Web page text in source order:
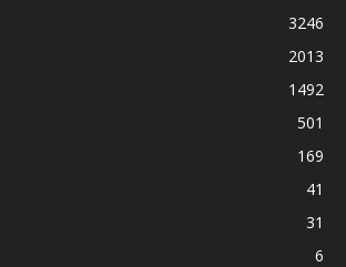
3246
2013
1492
501
169
41
31
6